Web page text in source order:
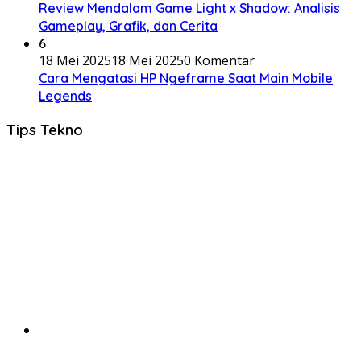
Review Mendalam Game Light x Shadow: Analisis
Gameplay, Grafik, dan Cerita
6
18 Mei 202518 Mei 20250 Komentar
Cara Mengatasi HP Ngeframe Saat Main Mobile
Legends
Tips Tekno